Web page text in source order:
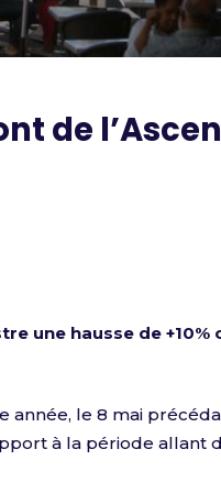
de
une hausse de +10%
le 8 mai
à la période allant